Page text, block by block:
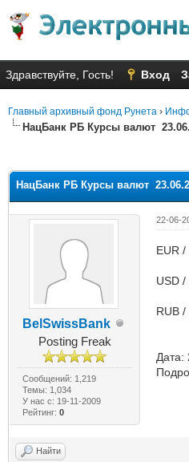
Здравствуйте, Гость! Вход
Главный архивный фонд Рунета ›
НацБанк РБ Курсы валют
НацБанк РБ Курсы валют
BelSwissBank
Posting Freak
Сообщений: 1,219
Темы: 1,034
У нас с: 19-11-2009
Рейтинг: 0
22-06-
EUR /
USD /
RUB /
Дата:
Найти